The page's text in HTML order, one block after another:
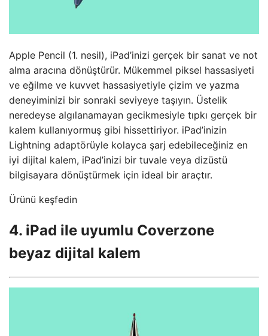
Apple Pencil (1. nesil), iPad’inizi gerçek bir sanat ve not
alma aracına dönüştürür. Mükemmel piksel hassasiyeti
ve eğilme ve kuvvet hassasiyetiyle çizim ve yazma
deneyiminizi bir sonraki seviyeye taşıyın. Üstelik
neredeyse algılanamayan gecikmesiyle tıpkı gerçek bir
kalem kullanıyormuş gibi hissettiriyor. iPad’inizin
Lightning adaptörüyle kolayca şarj edebileceğiniz en
iyi dijital kalem, iPad’inizi bir tuvale veya dizüstü
bilgisayara dönüştürmek için ideal bir araçtır.
Ürünü keşfedin
4. iPad ile uyumlu Coverzone
beyaz dijital kalem